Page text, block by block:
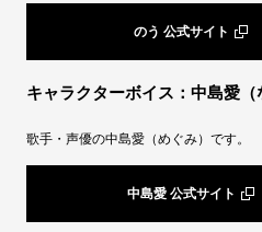
のう 公式サイト
キャラクターボイス：中島愛（
歌手・声優の中島愛（めぐみ）です。
中島愛 公式サイト